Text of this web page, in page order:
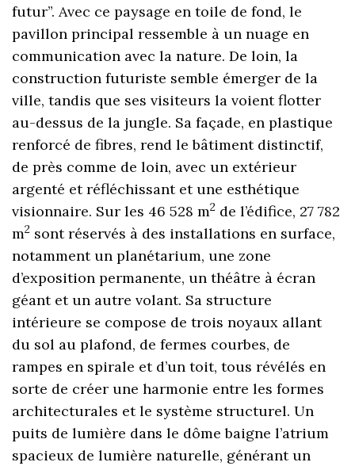
futur”. Avec ce paysage en toile de fond, le
pavillon principal ressemble à un nuage en
communication avec la nature. De loin, la
construction futuriste semble émerger de la
ville, tandis que ses visiteurs la voient flotter
au-dessus de la jungle. Sa façade, en plastique
renforcé de fibres, rend le bâtiment distinctif,
de près comme de loin, avec un extérieur
argenté et réfléchissant et une esthétique
visionnaire. Sur les 46 528 m2 de l’édifice, 27 782
m2 sont réservés à des installations en surface,
notamment un planétarium, une zone
d’exposition permanente, un théâtre à écran
géant et un autre volant. Sa structure
intérieure se compose de trois noyaux allant
du sol au plafond, de fermes courbes, de
rampes en spirale et d’un toit, tous révélés en
sorte de créer une harmonie entre les formes
architecturales et le système structurel. Un
puits de lumière dans le dôme baigne l’atrium
spacieux de lumière naturelle, générant un